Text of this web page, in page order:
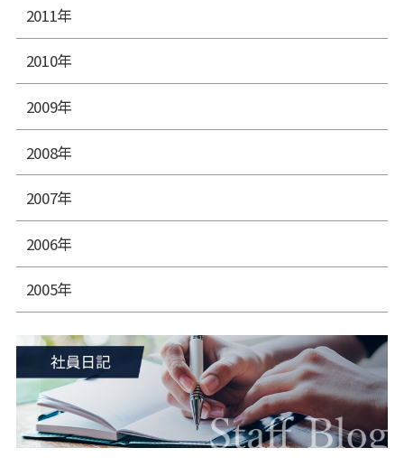
2011年
2010年
2009年
2008年
2007年
2006年
2005年